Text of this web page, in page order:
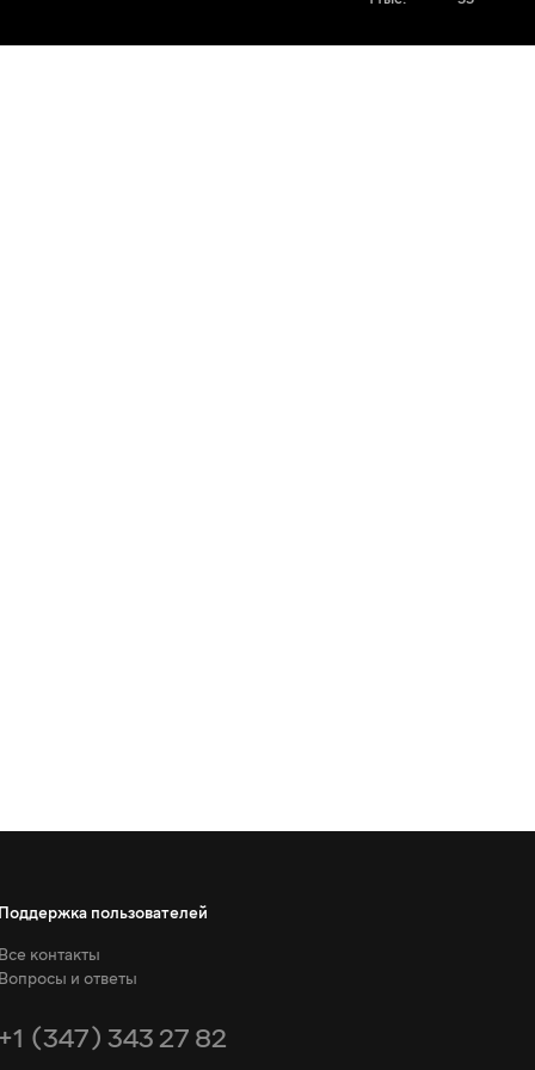
Поддержка пользователей
Все контакты
Вопросы и ответы
+1 (347) 343 27 82